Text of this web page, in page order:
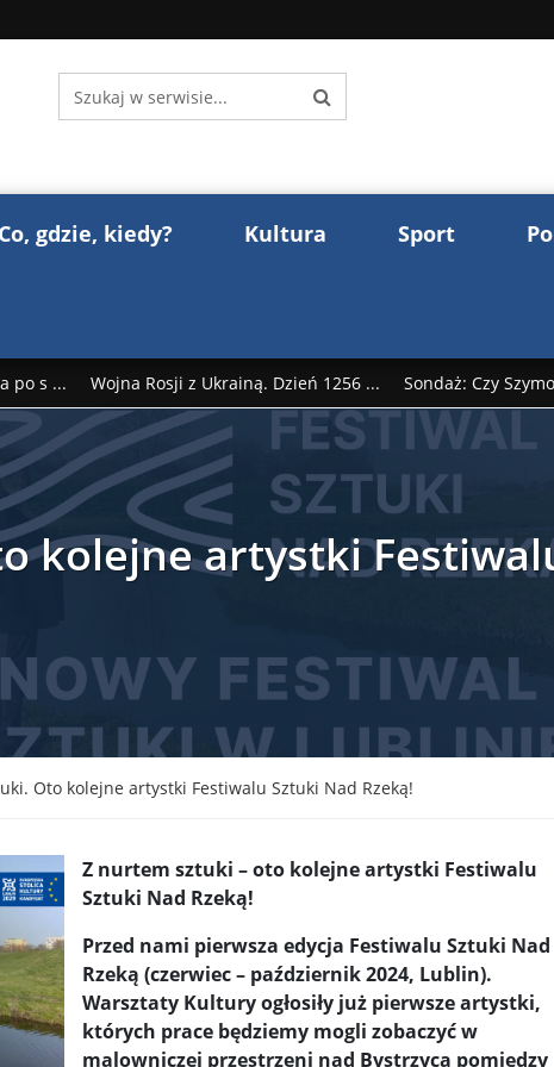
Co, gdzie, kiedy? Kultura Sport
po s ... Wojna Rosji z Ukrainą. Dzień 1256 ... Sondaż: Czy
reaguje na słowa Dmitrija Miedwiediew ... Donald Trump
śl ... Polak premierem Litwy? Robert Duchniewicz na krótk ...
TV ... ABW zatrzymała szpiega. „Dopadniemy każdego. Racze ...
... TSUE uderza w plan Giorgii Meloni, by odsyłać imig ...
...
... Sondaż na Węgrzech: Viktor Orbán ma powody do niep ...
... Nieznane tajemnice Powstania Warszawskiego. Jan Oł ...
... Demokraci uczą się nowego języka. Wzorują się na D ...
...
... Wanda Traczyk-Stawska: Szczucie dziś na Niemców to ...
... Kard. Konrad Krajewski o słowach „Polska dla Polak ...
kolejne artystki
Oto kolejne artystki Festiwalu Sztuki Nad Rzeką!
Z nurtem sztuki – oto kolejne artystki Festiwalu
Sztuki Nad Rzeką!
Przed nami pierwsza edycja Festiwalu Sztuki Nad
Rzeką (czerwiec – październik 2024, Lublin).
Warsztaty Kultury ogłosiły już pierwsze artystki,
których prace będziemy mogli zobaczyć w
malowniczej przestrzeni nad Bystrzycą pomiędzy